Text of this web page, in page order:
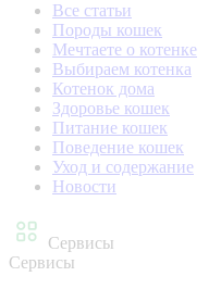
Все статьи
Породы кошек
Мечтаете о котенке
Выбираем котенка
Котенок дома
Здоровье кошек
Питание кошек
Поведение кошек
Уход и содержание
Новости
Сервисы
Сервисы